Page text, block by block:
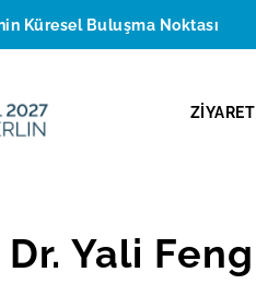
Küresel Buluşma Noktası
ZİYARET
Dr. Yali Feng